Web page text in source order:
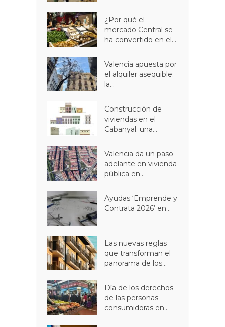
¿Por qué el
mercado Central se
ha convertido en el...
Valencia apuesta por
el alquiler asequible:
la...
Construcción de
viviendas en el
Cabanyal: una...
Valencia da un paso
adelante en vivienda
pública en...
Ayudas ‘Emprende y
Contrata 2026’ en...
Las nuevas reglas
que transforman el
panorama de los...
Día de los derechos
de las personas
consumidoras en...